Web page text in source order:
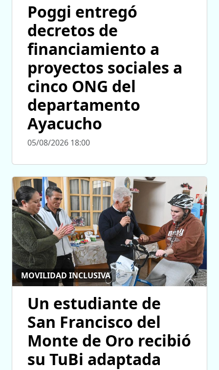
Poggi entregó
decretos de
financiamiento a
proyectos sociales a
cinco ONG del
departamento
Ayacucho
05/08/2026 18:00
MOVILIDAD INCLUSIVA
Un estudiante de
San Francisco del
Monte de Oro recibió
su TuBi adaptada